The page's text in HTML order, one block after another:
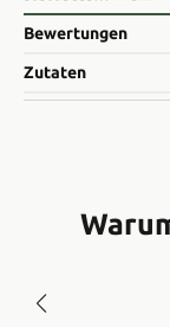
Bewertungen
Zutaten